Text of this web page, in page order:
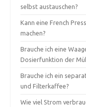
selbst austauschen?
Kann eine French
machen?
Brauche ich eine
Dosierfunktion der
Brauche ich ein
und Filterkaffee?
Wie viel Strom